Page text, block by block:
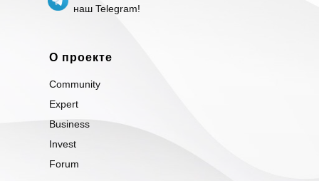
О проекте
Community
Expert
Business
Invest
Forum
наш Telegram!